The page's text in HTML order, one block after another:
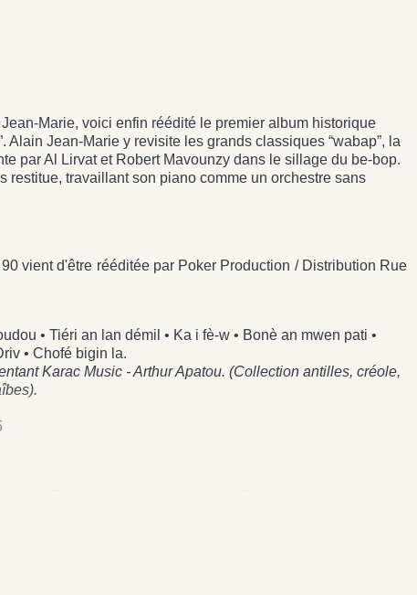
Marie, voici enfin réédité le premier album historique
Jean-Marie y revisite les grands classiques “wabap”, la
par Al Lirvat et Robert Mavounzy dans le sillage du be-bop.
restitue, travaillant son piano comme un orchestre sans
vient d'être rééditée par Poker Production / Distribution Rue
• Tiéri an lan démil • Ka i fè-w • Bonè an mwen pati •
• Chofé bigin la.
Karac Music - Arthur Apatou. (Collection antilles, créole,
• Chofé bigin la.